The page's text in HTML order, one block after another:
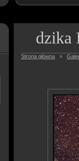
dzika
Strona główna »